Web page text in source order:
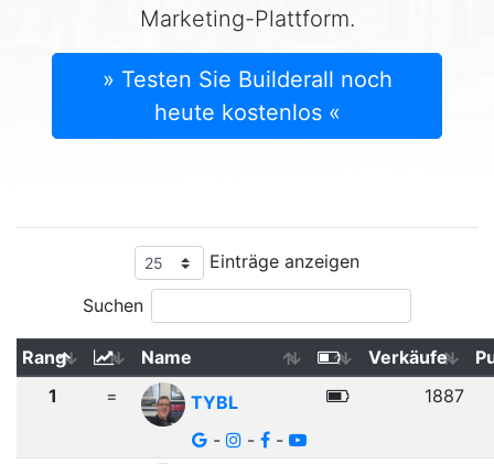
Marketing-Plattform.
» Testen Sie Builderall noch
heute kostenlos «
Einträge anzeigen
Suchen
Rang Name Verkäufe
1
=
TYBL
-
- -
1887